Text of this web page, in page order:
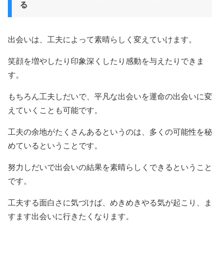
る
出会いは、工夫によって素晴らしく変えていけます。
笑顔を増やしたり印象深くしたり感動を与えたりできま
す。
もちろん工夫しだいで、平凡な出会いを運命の出会いに変
えていくことも可能です。
工夫の余地がたくさんあるというのは、多くの可能性を秘
めているということです。
努力しだいで出会いの結果を素晴らしくできるということ
です。
工夫する面白さに気づけば、めきめきやる気が起こり、ま
すます出会いに行きたくなります。